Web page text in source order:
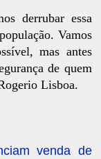
derrubar essa
Vamos
mas antes
de quem
Lisboa.
venda de